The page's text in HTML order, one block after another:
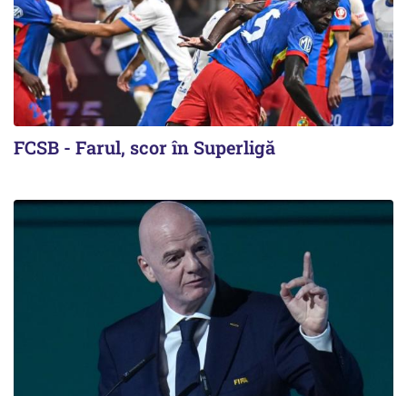
FCSB - Farul, scor în Superligă